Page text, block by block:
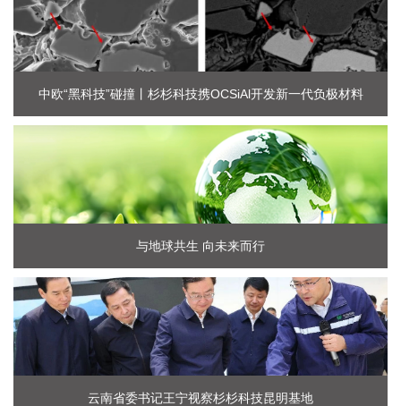
中欧“黑科技”碰撞丨杉杉科技携OCSiAl开发新一代负极材料
与地球共生 向未来而行
云南省委书记王宁视察杉杉科技昆明基地